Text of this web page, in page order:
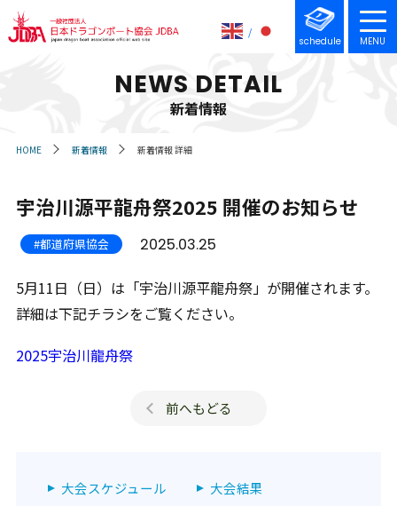
schedule MENU
NEWS DETAIL
新着情報
HOME 新着情報 新着情報 詳細
宇治川源平龍舟祭2025 開催のお知らせ
#都道府県協会 2025.03.25
5月11日（日）は「宇治川源平龍舟祭」が開催されます。
詳細は下記チラシをご覧ください。
2025宇治川龍舟祭
前へもどる
大会スケジュール
大会結果